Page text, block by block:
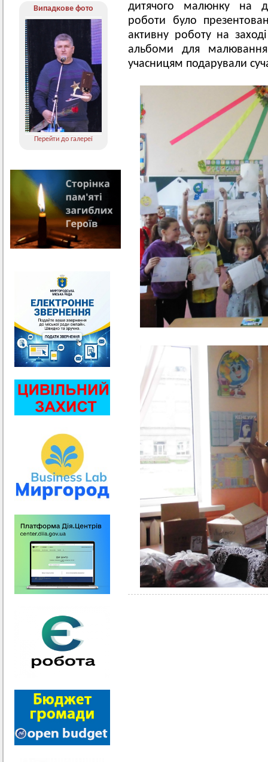
Випадкове фото
Перейти до галереї
дитячого малюнку на
роботи було
активну роботу на
альбоми для
учасницям подарували